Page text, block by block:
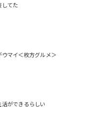
してた
マイ＜枚方グルメ＞
ができるらしい